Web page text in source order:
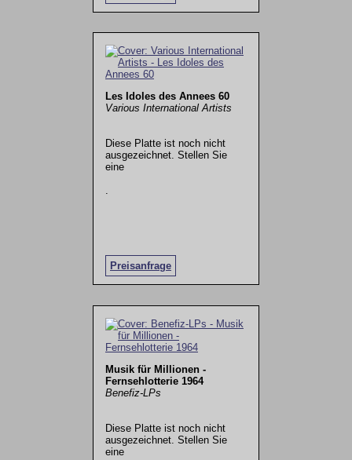
Les Idoles des Annees 60
Various International Artists
Diese Platte ist noch nicht
ausgezeichnet. Stellen Sie
eine
Preisanfrage
.
Musik für Millionen -
Fernsehlotterie 1964
Benefiz-LPs
Diese Platte ist noch nicht
ausgezeichnet. Stellen Sie
eine